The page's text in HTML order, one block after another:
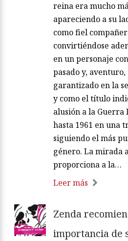
reina era mucho
apareciendo a su
como fiel
convirtiéndose
en un personaje
pasado y,
garantizado en la
y como el título
alusión a la
hasta 1961 en una
siguiendo el más
género. La mirada
proporciona a la…
Leer más
Zenda
importancia de